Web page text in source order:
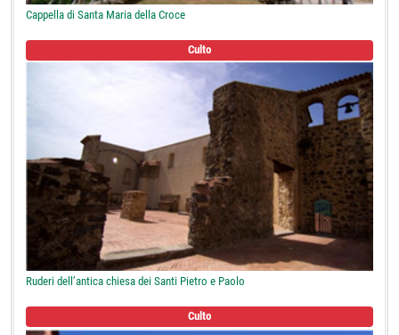
Cappella di Santa Maria della Croce
Culto
Ruderi dell’antica chiesa dei Santi Pietro e Paolo
Culto